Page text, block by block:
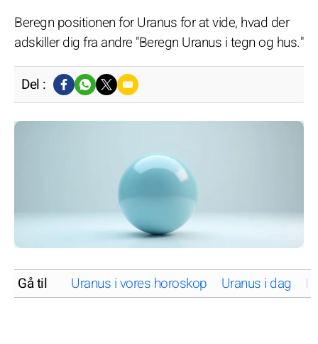
Beregn positionen for Uranus for at vide, hvad der
adskiller dig fra andre "Beregn Uranus i tegn og hus."
Del :
Gå til Uranus i vores horoskop Uranus i dag